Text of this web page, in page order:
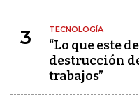
3 TECNOLOGÍA
“Lo que este
destrucción
trabajos”